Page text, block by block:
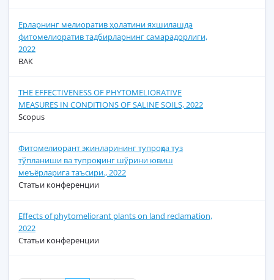
Ерларнинг мелиоратив ҳолатини яхшилашда
фитомелиоратив тадбирларнинг самарадорлиги,
2022
ВАК
THE EFFECTIVENESS OF PHYTOMELIORATIVE
MEASURES IN CONDITIONS OF SALINE SOILS, 2022
Scopus
Фитомелиорант экинларининг тупроқда туз
тўпланиши ва тупроқнинг шўрини ювиш
меъёрларига таъсири., 2022
Статьи конференции
Effects of phytomeliorant plants on land reclamation,
2022
Статьи конференции